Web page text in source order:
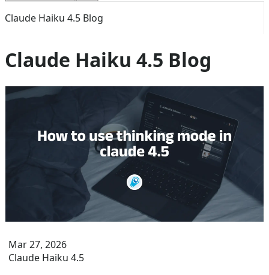
Claude Haiku 4.5 Blog
Claude Haiku 4.5 Blog
Mar 27, 2026
Claude Haiku 4.5